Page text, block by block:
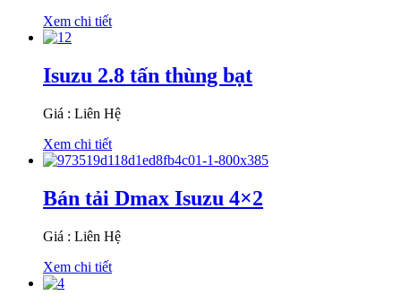
Xem chi tiết
Isuzu 2.8 tấn thùng bạt
Giá : Liên Hệ
Xem chi tiết
Bán tải Dmax Isuzu 4×2
Giá : Liên Hệ
Xem chi tiết